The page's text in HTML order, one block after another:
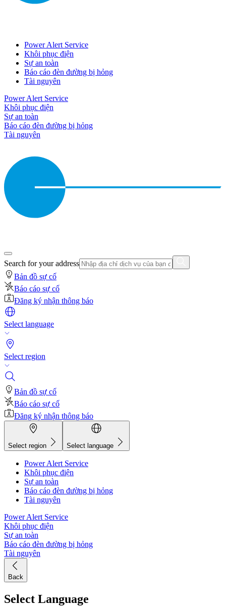
Power Alert Service
Khôi phục điện
Sự an toàn
Báo cáo đèn đường bị hỏng
Tài nguyên
Power Alert Service
Khôi phục điện
Sự an toàn
Báo cáo đèn đường bị hỏng
Tài nguyên
Search for your address
Bản đồ sự cố
Báo cáo sự cố
Đăng ký nhận thông báo
Select language
Select region
Bản đồ sự cố
Báo cáo sự cố
Đăng ký nhận thông báo
Select region Select language
Power Alert Service
Khôi phục điện
Sự an toàn
Báo cáo đèn đường bị hỏng
Tài nguyên
Power Alert Service
Khôi phục điện
Sự an toàn
Báo cáo đèn đường bị hỏng
Tài nguyên
Back
Select Language